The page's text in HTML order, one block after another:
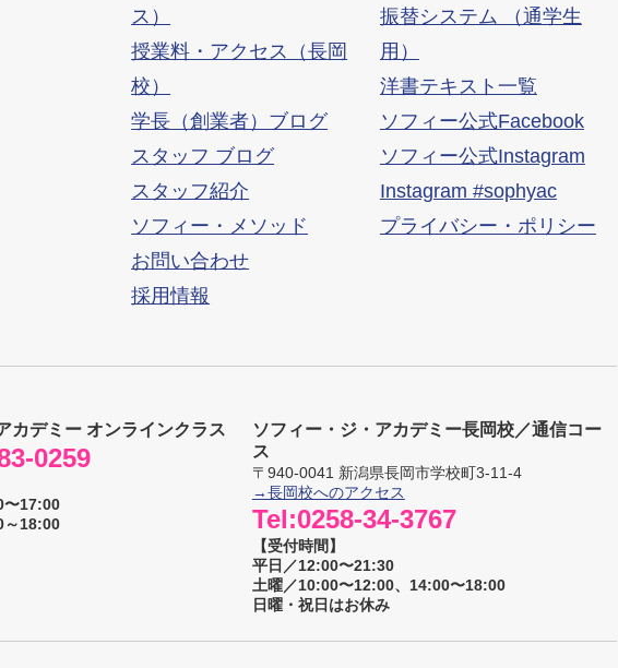
ス）
授業料・アクセス（長岡
校）
学長（創業者）ブログ
スタッフ ブログ
スタッフ紹介
ソフィー・メソッド
お問い合わせ
採用情報
振替システム （通学生
用）
洋書テキスト一覧
ソフィー公式Facebook
ソフィー公式Instagram
Instagram #sophyac
プライバシー・ポリシー
カデミー オンラインクラス
0259
〜17:00
～18:00
ソフィー・ジ・アカデミー長岡校／通信コー
ス
〒 940-0041 新潟県長岡市学校町3-11-4
→長岡校へのアクセス
Tel:0258-34-3767
【受付時間】
平日／12:00〜21:30
土曜／10:00〜12:00、14:00〜18:00
日曜・祝日はお休み